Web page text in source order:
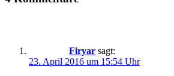
Firyar sagt:
23. April 2016 um 15:54 Uhr